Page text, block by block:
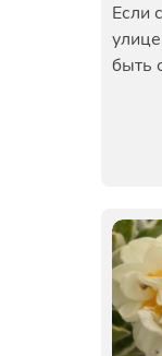
Если
быть